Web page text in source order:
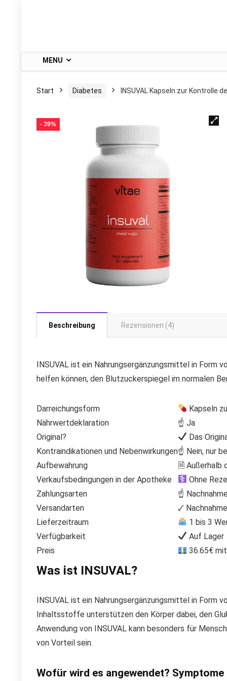
MENU
Start Diabetes INSUVAL Kapseln zur Kontrolle
- 39%
Beschreibung Rezensionen (4)
INSUVAL ist ein Nahrungsergänzungsmittel in
helfen können, den Blutzuckerspiegel im normalen
Darreichungsform
Kapseln
Nährwertdeklaration
☝ Ja
Original?
Das
Kontraindikationen und Nebenwirkungen☝ Nein, nur
Aufbewahrung
🗎 Außerhalb
Verkaufsbedingungen in der Apotheke
Ohne
Zahlungsarten
☝
Versandarten
🗸
Lieferzeitraum
1 bis 3
Verfügbarkeit
Auf Lager
Preis
36.65€
Was ist INSUVAL?
INSUVAL ist ein Nahrungsergänzungsmittel in Form
Inhaltsstoffe unterstützen den Körper dabei, den
Anwendung von INSUVAL kann besonders für
von Vorteil sein.
Wofür wird es angewendet? Symptome